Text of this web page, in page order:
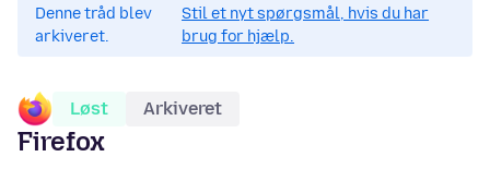
Denne tråd blev
arkiveret.
Stil et nyt spørgsmål, hvis du har
brug for hjælp.
Løst Arkiveret
Firefox